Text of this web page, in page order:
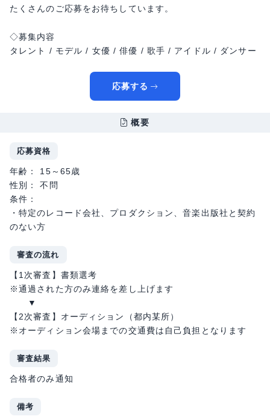
たくさんのご応募をお待ちしています。
◇募集内容
タレント / モデル / 女優 / 俳優 / 歌手 / アイドル / ダンサー
応募する
概要
応募資格
年齢： 15～65歳
性別： 不問
条件：
・特定のレコード会社、プロダクション、音楽出版社と契約
のない方
審査の流れ
【1次審査】書類選考
※通過された方のみ連絡を差し上げます
▼
【2次審査】オーディション（都内某所）
※オーディション会場までの交通費は自己負担となります
審査結果
合格者のみ通知
備考